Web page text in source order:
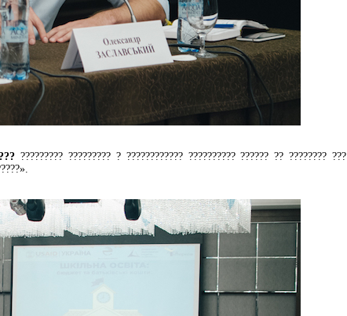
????????? ????????? ? ???????????? ?????????? ?????? ?? ???????? ???